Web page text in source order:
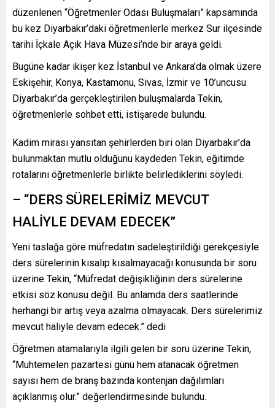
düzenlenen “Öğretmenler Odası Buluşmaları” kapsamında
bu kez Diyarbakır’daki öğretmenlerle merkez Sur ilçesinde
tarihi İçkale Açık Hava Müzesi’nde bir araya geldi.
Bugüne kadar ikişer kez İstanbul ve Ankara’da olmak üzere
Eskişehir, Konya, Kastamonu, Sivas, İzmir ve 10’uncusu
Diyarbakır’da gerçekleştirilen buluşmalarda Tekin,
öğretmenlerle sohbet etti, istişarede bulundu.
Kadim mirası yansıtan şehirlerden biri olan Diyarbakır’da
bulunmaktan mutlu olduğunu kaydeden Tekin, eğitimde
rotalarını öğretmenlerle birlikte belirlediklerini söyledi.
– “DERS SÜRELERİMİZ MEVCUT
HALİYLE DEVAM EDECEK”
Yeni taslağa göre müfredatın sadeleştirildiği gerekçesiyle
ders sürelerinin kısalıp kısalmayacağı konusunda bir soru
üzerine Tekin, “Müfredat değişikliğinin ders sürelerine
etkisi söz konusu değil. Bu anlamda ders saatlerinde
herhangi bir artış veya azalma olmayacak. Ders sürelerimiz
mevcut haliyle devam edecek.” dedi
Öğretmen atamalarıyla ilgili gelen bir soru üzerine Tekin,
“Muhtemelen pazartesi günü hem atanacak öğretmen
sayısı hem de branş bazında kontenjan dağılımları
açıklanmış olur.” değerlendirmesinde bulundu.